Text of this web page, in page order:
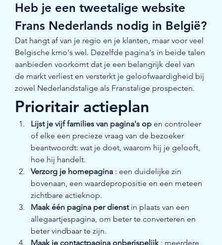
Heb je een tweetalige website
Frans Nederlands nodig in België?
Dat hangt af van je regio en je klanten, maar voor veel
Belgische kmo's wel. Dezelfde pagina's in beide talen
aanbieden voorkomt dat je een belangrijk deel van
de markt verliest en versterkt je geloofwaardigheid bij
zowel Nederlandstalige als Franstalige prospecten.
Prioritair actieplan
Lijst je vijf families van pagina's op en controleer
of elke een precieze vraag van de bezoeker
beantwoordt: wat je doet, waarom hij je gelooft,
hoe hij handelt.
Verzorg je homepagina : een duidelijke zin
bovenaan, een waardepropositie en een meteen
zichtbare actieknop.
Maak één pagina per dienst in plaats van een
allegaartjespagina, om beter te converteren en
beter vindbaar te zijn.
Maak je contactpagina onberispelijk : meerdere